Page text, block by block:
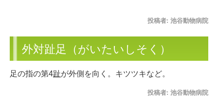
投稿者: 池谷動物病院
外対趾足（がいたいしそく）
足の指の第4趾が外側を向く。キツツキなど。
投稿者: 池谷動物病院